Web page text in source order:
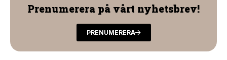
Prenumerera på vårt nyhetsbrev!
PRENUMERERA